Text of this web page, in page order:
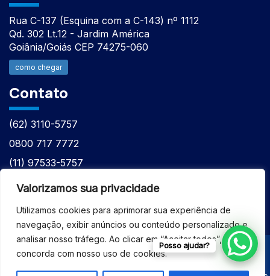
Valorizamos sua privacidade
Utilizamos cookies para aprimorar sua experiência de
navegação, exibir anúncios ou conteúdo personalizado e
analisar nosso tráfego. Ao clicar em “Aceitar todos”, você
concorda com nosso uso de cookies.
Rua C-137 (Esquina com a C-143) nº 1112
Qd. 302 Lt.12 - Jardim América
Goiânia/Goiás CEP 74275-060
como chegar
Contato
(62) 3110-5757
0800 717 7772
(11) 97533-5757
(62) 98610-7777
© 2026 - ASSISTÊNCIA TÉCNICA ESPECIALIZADA
Posso ajudar?